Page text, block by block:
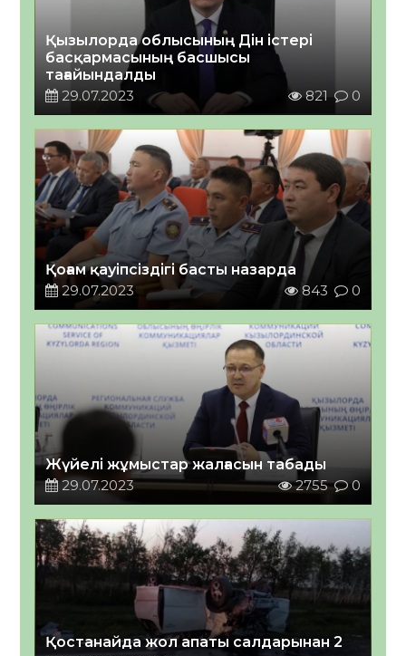
Қызылорда облысының Дін істері
басқармасының басшысы
тағайындалды
29.07.2023
821 0
Қоғам қауіпсіздігі басты назарда
29.07.2023
843 0
Жүйелі жұмыстар жалғасын табады
29.07.2023
2755 0
Қостанайда жол апаты салдарынан 2